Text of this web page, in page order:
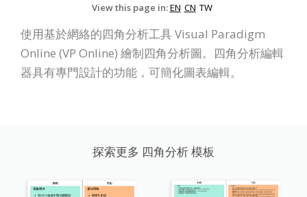
View this page in:EN CN TW
使用基於網絡的四角分析工具 Visual Paradigm
Online (VP Online) 繪制四角分析圖。四角分析編輯
器具有專門設計的功能，可簡化圖表編輯。
探索更多 四角分析 模板